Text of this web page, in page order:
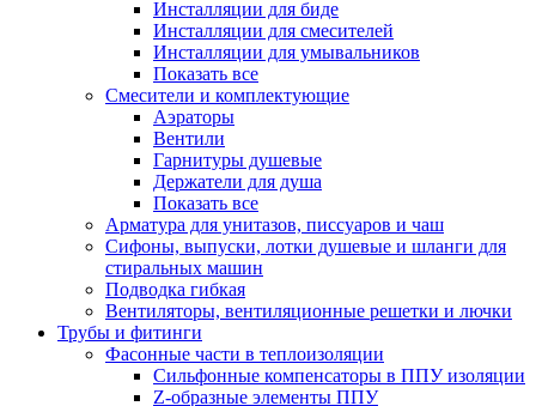
Инсталляции для биде
Инсталляции для смесителей
Инсталляции для умывальников
Показать все
Смесители и комплектующие
Аэраторы
Вентили
Гарнитуры душевые
Держатели для душа
Показать все
Арматура для унитазов, писсуаров и чаш
Сифоны, выпуски, лотки душевые и шланги для
стиральных машин
Подводка гибкая
Вентиляторы, вентиляционные решетки и лючки
Трубы и фитинги
Фасонные части в теплоизоляции
Cильфонные компенсаторы в ППУ изоляции
Z-образные элементы ППУ